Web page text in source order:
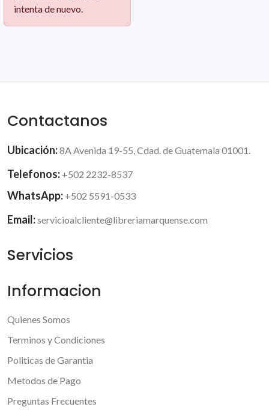
intenta de nuevo.
Contactanos
Ubicación:8A Avenida 19-55, Cdad. de Guatemala 01001.
Telefonos: +502 2232-8537
WhatsApp: +502 5591-0533
Email:servicioalcliente@libreriamarquense.com
Servicios
Informacion
Quienes Somos
Terminos y Condiciones
Politicas de Garantia
Metodos de Pago
Preguntas Frecuentes